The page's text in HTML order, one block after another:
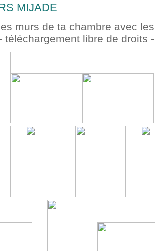
MIJADE
murs de ta chambre avec
téléchargement libre de droits -